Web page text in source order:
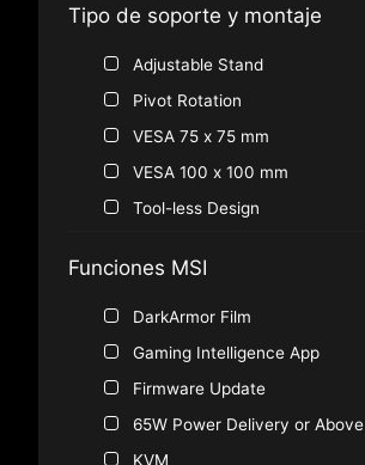
Tipo de soporte y montaje
Adjustable Stand
Pivot Rotation
VESA 75 x 75 mm
VESA 100 x 100 mm
Tool-less Design
Funciones MSI
DarkArmor Film
Gaming Intelligence App
Firmware Update
65W Power Delivery or Above
KVM